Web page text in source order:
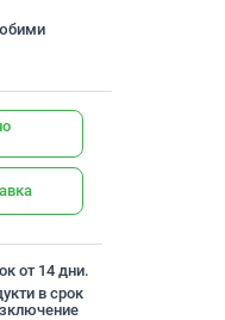
от 14 дни.
в срок